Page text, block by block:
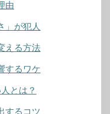
由
」が犯人
える方法
するワケ
とは？
するコツ